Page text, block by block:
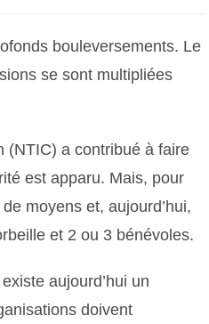
bouleversements. Le
se sont multipliées
(NTIC) a contribué à faire
est apparu. Mais, pour
moyens et, aujourd’hui,
et 2 ou 3 bénévoles.
aujourd’hui un
doivent